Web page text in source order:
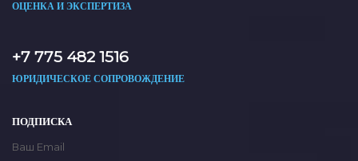
ОЦЕНКА И ЭКСПЕРТИЗА
+7 775 482 1516
ЮРИДИЧЕСКОЕ СОПРОВОЖДЕНИЕ
ПОДПИСКА